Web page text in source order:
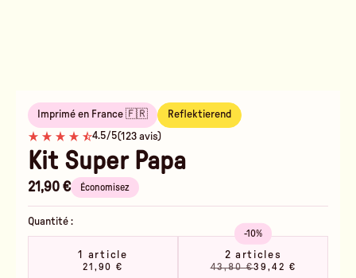
4.5/5(123 avis)
Imprimé en France 🇫🇷 Reflektierend
Kit Super Papa
21,90 € Économisez
Quantité :
1 article
21,90 €
-10%
2 articles
43,80 €39,42 €